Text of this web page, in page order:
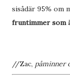
sisådär 95% om
fruntimmer som
//Zac, påminner